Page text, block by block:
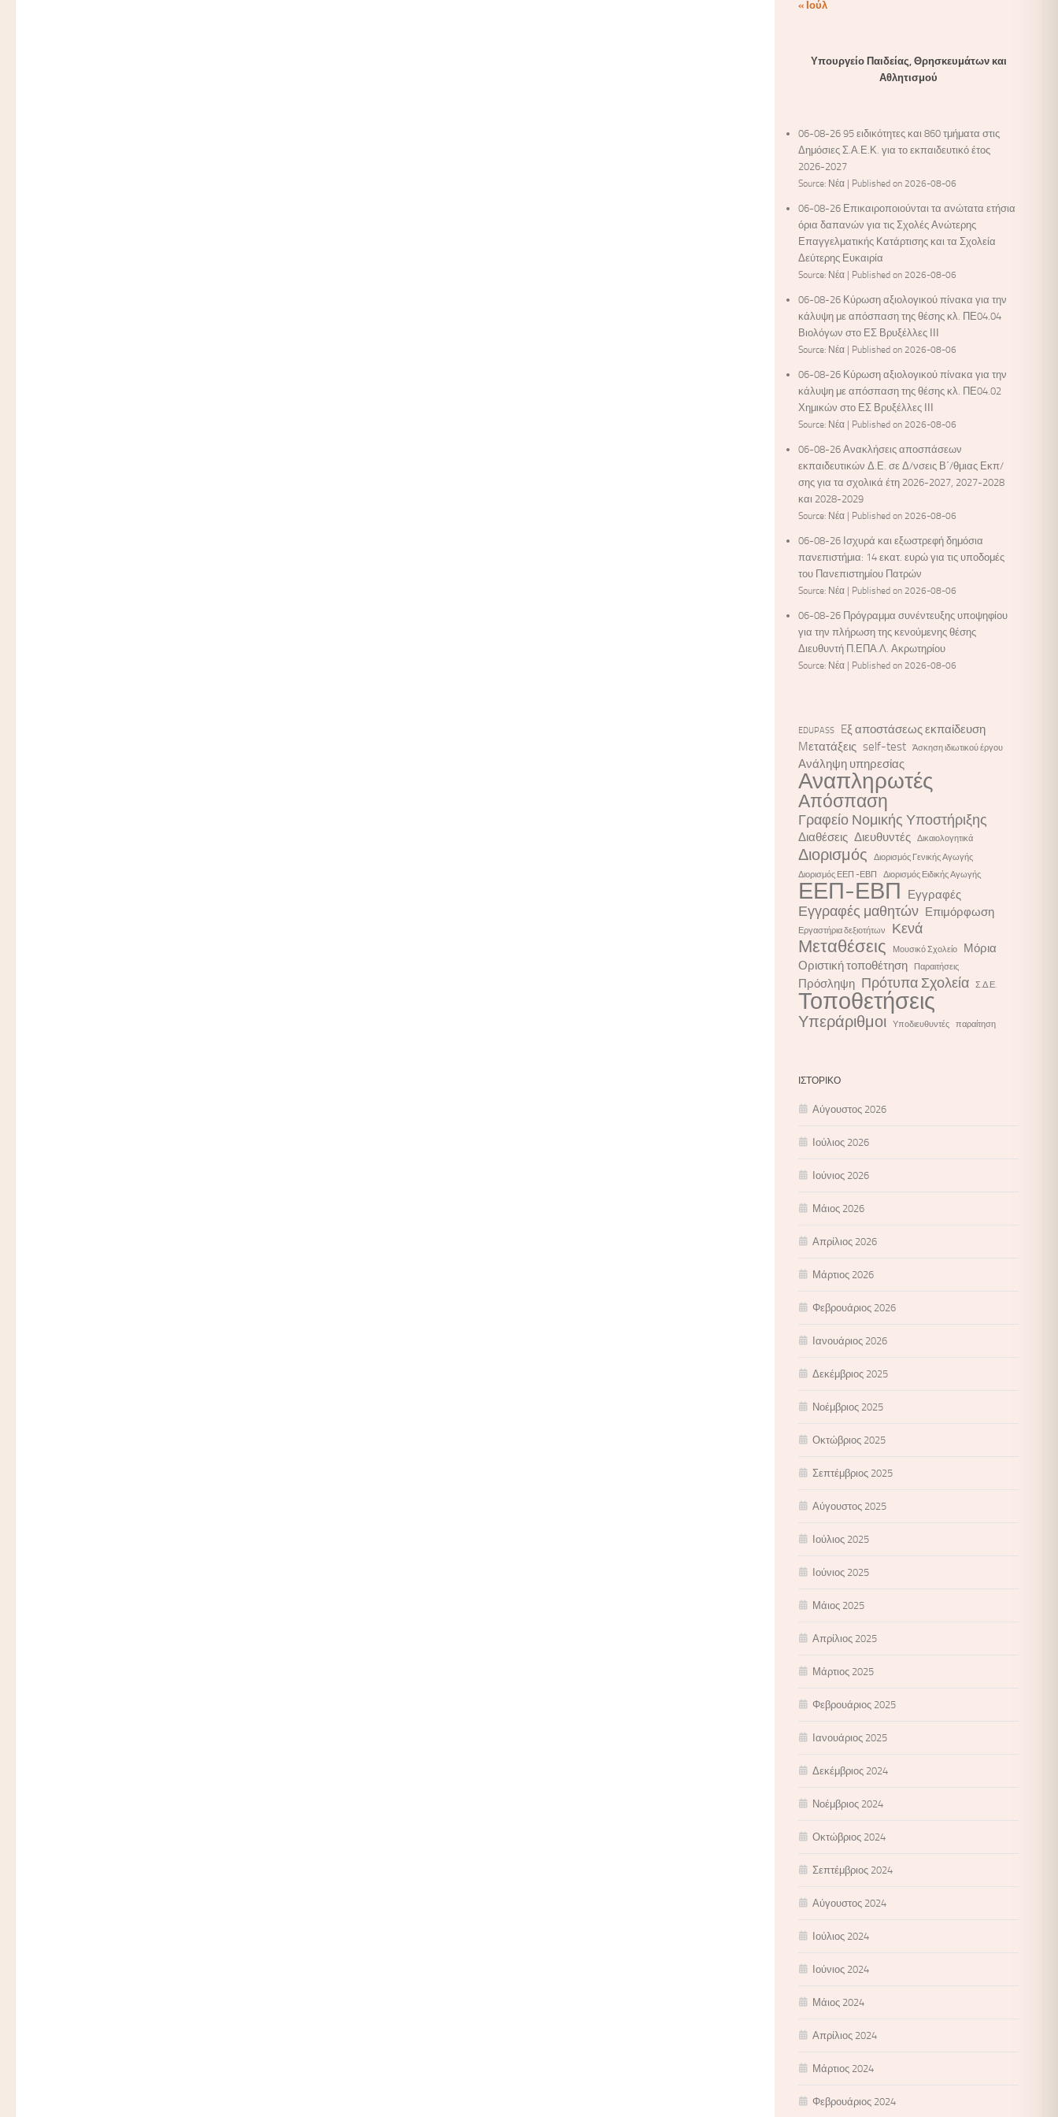
« Ιούλ
Υπουργείο Παιδείας, Θρησκευμάτων και
Αθλητισμού
06-08-26 95 ειδικότητες και 860 τμήματα στις
Δημόσιες Σ.Α.Ε.Κ. για το εκπαιδευτικό έτος
2026-2027
Source: Νέα Published on 2026-08-06
06-08-26 Επικαιροποιούνται τα ανώτατα ετήσια
όρια δαπανών για τις Σχολές Ανώτερης
Επαγγελματικής Κατάρτισης και τα Σχολεία
Δεύτερης Ευκαιρία
Source: Νέα Published on 2026-08-06
06-08-26 Κύρωση αξιολογικού πίνακα για την
κάλυψη με απόσπαση της θέσης κλ. ΠΕ04.04
Βιολόγων στο ΕΣ Βρυξέλλες ΙΙΙ
Source: Νέα Published on 2026-08-06
06-08-26 Κύρωση αξιολογικού πίνακα για την
κάλυψη με απόσπαση της θέσης κλ. ΠΕ04.02
Χημικών στο ΕΣ Βρυξέλλες ΙΙΙ
Source: Νέα Published on 2026-08-06
06-08-26 Ανακλήσεις αποσπάσεων
εκπαιδευτικών Δ.Ε. σε Δ/νσεις Β΄/θμιας Εκπ/
σης για τα σχολικά έτη 2026-2027, 2027-2028
και 2028-2029
Source: Νέα Published on 2026-08-06
06-08-26 Ισχυρά και εξωστρεφή δημόσια
πανεπιστήμια: 14 εκατ. ευρώ για τις υποδομές
του Πανεπιστημίου Πατρών
Source: Νέα Published on 2026-08-06
06-08-26 Πρόγραμμα συνέντευξης υποψηφίου
για την πλήρωση της κενούμενης θέσης
Διευθυντή Π.ΕΠΑ.Λ. Ακρωτηρίου
Source: Νέα Published on 2026-08-06
EDUPASS
Eξ αποστάσεως εκπαίδευση
Mετατάξεις self-test Άσκηση ιδιωτικού έργου
Ανάληψη υπηρεσίας
Αναπληρωτές
Απόσπαση
Γραφείο Νομικής Υποστήριξης
Διαθέσεις Διευθυντές Δικαιολογητικά
Διορισμός
Διορισμός Γενικής Αγωγής
Διορισμός ΕΕΠ -ΕΒΠ
Διορισμός Ειδικής Αγωγής
ΕΕΠ-ΕΒΠ Εγγραφές
Εγγραφές μαθητών Επιμόρφωση
Εργαστήρια δεξιοτήτων Κενά
Μεταθέσεις Μουσικό Σχολείο
Μόρια
Οριστική τοποθέτηση
Παραιτήσεις
Πρόσληψη Πρότυπα Σχολεία Σ.Δ.Ε.
Τοποθετήσεις
Υπεράριθμοι Υποδιευθυντές παραίτηση
ΙΣΤΟΡΙΚΌ
Αύγουστος 2026
Ιούλιος 2026
Ιούνιος 2026
Μάιος 2026
Απρίλιος 2026
Μάρτιος 2026
Φεβρουάριος 2026
Ιανουάριος 2026
Δεκέμβριος 2025
Νοέμβριος 2025
Οκτώβριος 2025
Σεπτέμβριος 2025
Αύγουστος 2025
Ιούλιος 2025
Ιούνιος 2025
Μάιος 2025
Απρίλιος 2025
Μάρτιος 2025
Φεβρουάριος 2025
Ιανουάριος 2025
Δεκέμβριος 2024
Νοέμβριος 2024
Οκτώβριος 2024
Σεπτέμβριος 2024
Αύγουστος 2024
Ιούλιος 2024
Ιούνιος 2024
Μάιος 2024
Απρίλιος 2024
Μάρτιος 2024
Φεβρουάριος 2024